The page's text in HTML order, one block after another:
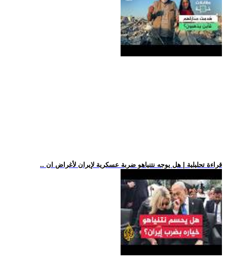
.. قراءة تحليلية | هل يوجه نتنياهو ضربة عسكرية لإيران لأغراض ان